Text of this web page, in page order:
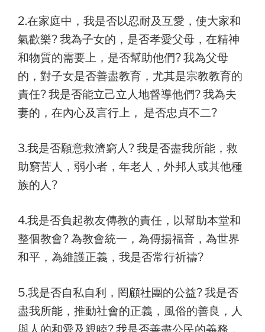
2.在家庭中，我是否以忍耐及互愛，使大家和
氣歡樂? 我為子女的，是否孝愛父母，在精神
和物質的需要上，是否幫助他們? 我為父母
的，對子女是否善盡教育，尤其是宗教教育的
責任? 我是否能立己立人地督導他們? 我為夫
妻的，在內心及言行上， 是否忠貞不二?
3.我是否願意救濟窮人? 我是否盡我所能，救
助窮苦人，弱小者，年老人，外邦人或其他種
族的人?
4.我是否負起教友傳教的責任，以幫助本堂和
整個教會? 為教會統一，為傳揚福音，為世界
和平，為維護正義，我是否常行祈禱?
5.我是否自私自利，罔顧社團的公益? 我是否
盡我所能，推動社會的正義，風俗的善良，人
與人的和愛及親睦? 我是否善盡公民的義務，